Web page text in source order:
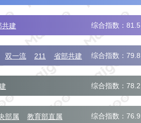
共建 综合指数：81.5
双一流 211 省部共建 综合指数：79.8
综合指数：78.2
部属 教育部直属 综合指数：76.9